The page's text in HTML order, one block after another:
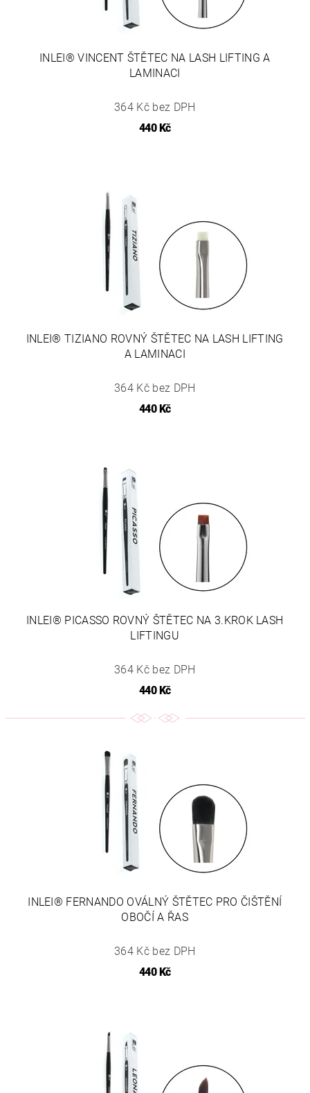
INLEI® VINCENT ŠTĚTEC NA LASH LIFTING A
LAMINACI
364 Kč bez DPH
440 Kč
INLEI® TIZIANO ROVNÝ ŠTĚTEC NA LASH LIFTING
A LAMINACI
364 Kč bez DPH
440 Kč
INLEI® PICASSO ROVNÝ ŠTĚTEC NA 3.KROK LASH
LIFTINGU
364 Kč bez DPH
440 Kč
INLEI® FERNANDO OVÁLNÝ ŠTĚTEC PRO ČIŠTĚNÍ
OBOČÍ A ŘAS
364 Kč bez DPH
440 Kč